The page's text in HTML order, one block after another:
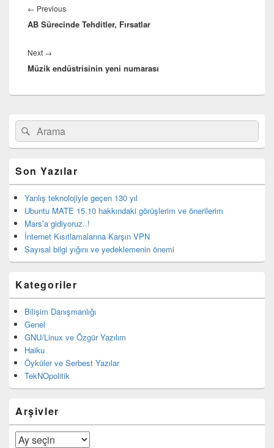
gezinmesi
← PreviousPrevious
post:
AB Sürecinde Tehditler, Fırsatlar
Next →
post:
Müzik endüstrisinin yeni numarası
Birincil
bar
eklenti
Search
for:
Ara
Son Yazılar
Yanlış teknolojiyle geçen 130 yıl
Ubuntu MATE 15.10 hakkındaki görüşlerim ve önerilerim
Mars’a gidiyoruz..!
İnternet Kısıtlamalarına Karşın VPN
Sayısal bilgi yığını ve yedeklemenin önemi
Kategoriler
Bilişim Danışmanlığı
Genel
GNU/Linux ve Özgür Yazılım
Haiku
Öyküler ve Serbest Yazılar
TekNOpolitik
Arşivler
Arşivler